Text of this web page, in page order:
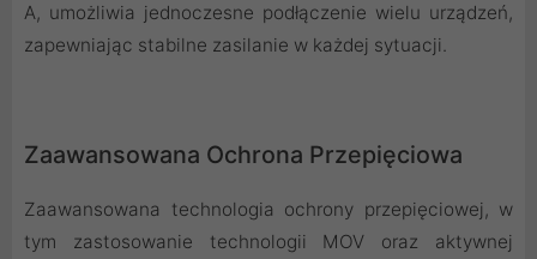
A, umożliwia jednoczesne podłączenie wielu urządzeń,
zapewniając stabilne zasilanie w każdej sytuacji.
Zaawansowana Ochrona Przepięciowa
Zaawansowana technologia ochrony przepięciowej, w
tym zastosowanie technologii MOV oraz aktywnej